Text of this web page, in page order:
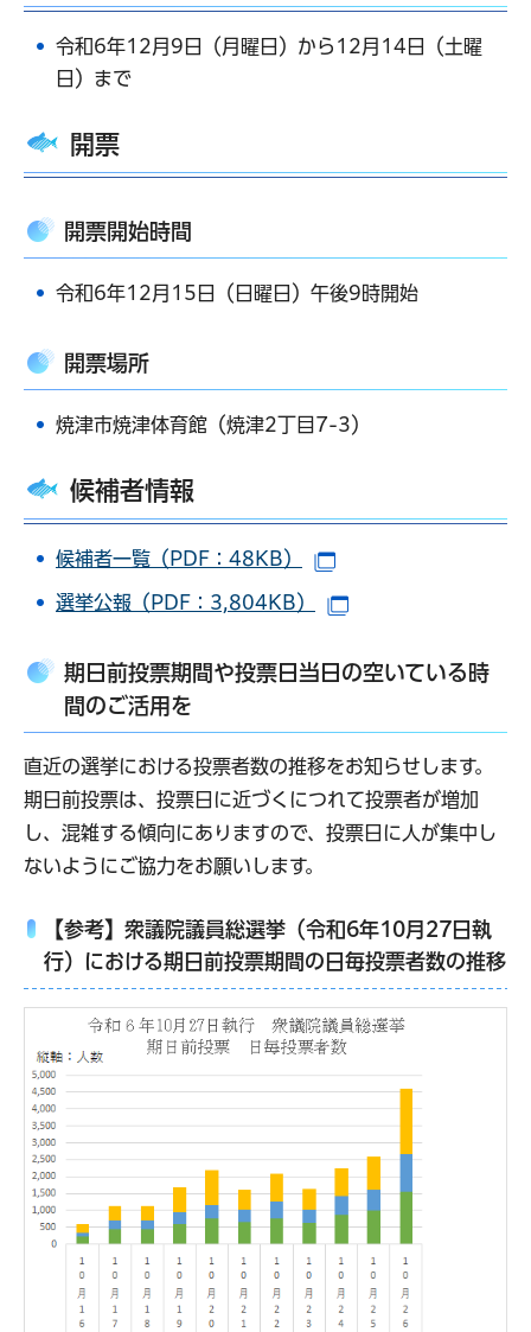
令和6年12月9日（月曜日）から12月14日（土曜
日）まで
開票
開票開始時間
令和6年12月15日（日曜日）午後9時開始
開票場所
焼津市焼津体育館（焼津2丁目7-3）
候補者情報
候補者一覧（PDF：48KB）
選挙公報（PDF：3,804KB）
期日前投票期間や投票日当日の空いている時
間のご活用を
直近の選挙における投票者数の推移をお知らせします。
期日前投票は、投票日に近づくにつれて投票者が増加
し、混雑する傾向にありますので、投票日に人が集中し
ないようにご協力をお願いします。
【参考】衆議院議員総選挙（令和6年10月27日執
行）における期日前投票期間の日毎投票者数の推移